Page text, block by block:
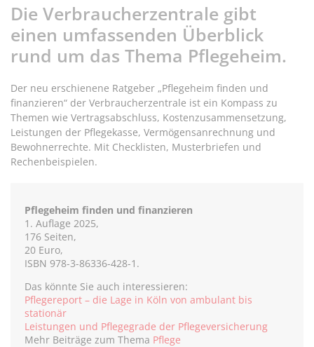
Die Verbraucherzentrale gibt
einen umfassenden Überblick
rund um das Thema Pflegeheim.
Der neu erschienene Ratgeber „Pflegeheim finden und
finanzieren“ der Verbraucherzentrale ist ein Kompass zu
Themen wie Vertragsabschluss, Kostenzusammensetzung,
Leistungen der Pflegekasse, Vermögensanrechnung und
Bewohnerrechte. Mit Checklisten, Musterbriefen und
Rechenbeispielen.
Pflegeheim finden und finanzieren
1. Auflage 2025,
176 Seiten,
20 Euro,
ISBN 978-3-86336-428-1.
Das könnte Sie auch interessieren:
Pflegereport – die Lage in Köln von ambulant bis
stationär
Leistungen und Pflegegrade der Pflegeversicherung
Mehr Beiträge zum Thema Pflege